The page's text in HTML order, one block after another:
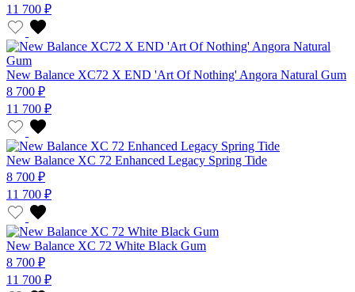
11 700 ₽
New Balance XC72 X END 'Art Of Nothing' Angora Natural Gum
8 700 ₽
11 700 ₽
New Balance XC 72 Enhanced Legacy Spring Tide
8 700 ₽
11 700 ₽
New Balance XC 72 White Black Gum
8 700 ₽
11 700 ₽